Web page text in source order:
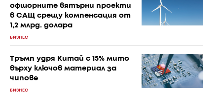
офшорните вятърни проекти
в САЩ срещу компенсация от
1,2 млрд. долара
БИЗНЕС
Тръмп удря Китай с 15% мито
върху ключов материал за
чипове
БИЗНЕС